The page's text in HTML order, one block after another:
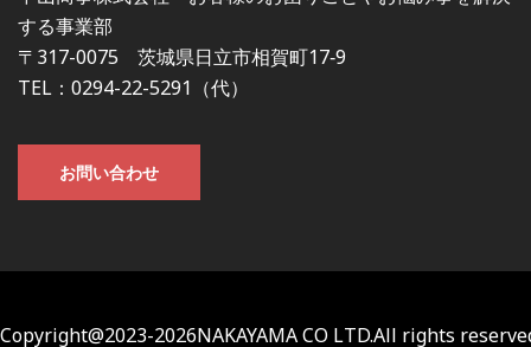
する事業部
〒317-0075 茨城県日立市相賀町17‐9
TEL：0294-22-5291（代）
お問い合わせ
Copyright@2023-2026NAKAYAMA CO LTD.All rights